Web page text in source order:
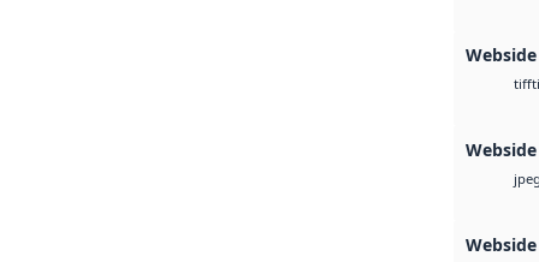
Webside
tiff
Webside
Webside